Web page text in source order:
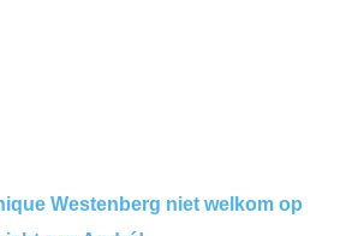
Westenberg niet welkom op